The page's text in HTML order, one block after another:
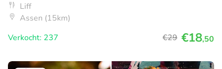
Liff
Assen (15km)
Verkocht: 237
€29 €18,50